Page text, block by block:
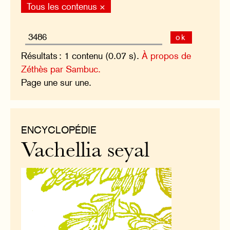
Tous les contenus ×
ok
Résultats : 1 contenu (0.07 s).À propos de
Zéthès par Sambuc.
Page une sur une.
ENCYCLOPÉDIE
Vachellia seyal